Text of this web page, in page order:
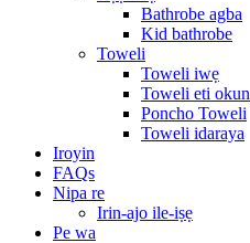
Bathrobe agba
Kid bathrobe
Toweli
Toweli iwẹ
Toweli eti okun
Poncho Toweli
Toweli idaraya
Iroyin
FAQs
Nipa re
Irin-ajo ile-iṣẹ
Pe wa